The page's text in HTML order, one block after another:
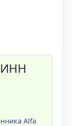
Alfa